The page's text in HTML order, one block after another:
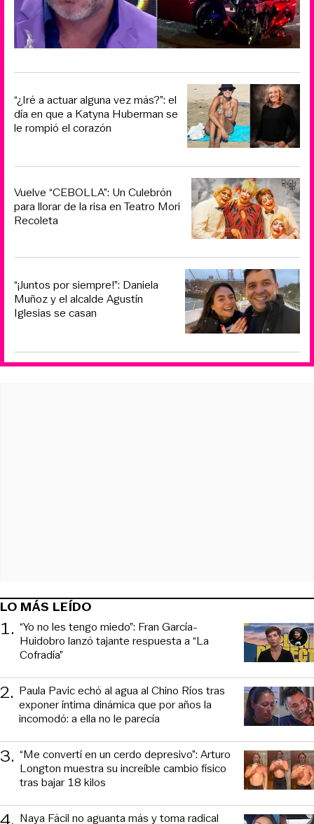
“¿Iré a actuar alguna vez más?”: el
día en que a Katyna Huberman se
le rompió el corazón
Vuelve “CEBOLLA”: Un Culebrón
para llorar de la risa en Teatro Mori
Recoleta
“¡Juntos por siempre!”: Daniela
Muñoz y el alcalde Agustín
Iglesias se casan
LO MÁS LEÍDO
1. “Yo no les tengo miedo”: Fran García-
Huidobro lanzó tajante respuesta a “La
Cofradía”
2. Paula Pavic echó al agua al Chino Ríos tras
exponer íntima dinámica que por años la
incomodó: a ella no le parecía
3. “Me convertí en un cerdo depresivo”: Arturo
Longton muestra su increíble cambio físico
tras bajar 18 kilos
Naya Fácil no aguanta más y toma radical